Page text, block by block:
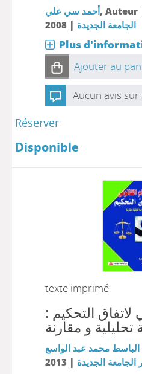
أحمد سي علي, Auteur
الجامعة الجديدة |
2008
Plus
Ajouter au
Aucun avis
Réserver
Disponible
texte imprimé
لاتفاق التحكيم :
تحليلية و مقارنة
الباسط محمد عبد الواسع
الجامعة الجديدة |
2013